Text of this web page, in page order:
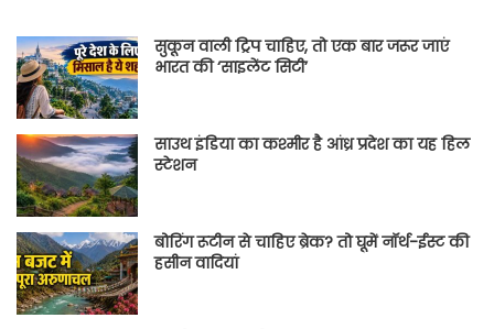
सुकून वाली ट्रिप चाहिए, तो एक बार जरूर जाएं
भारत की ‘साइलेंट सिटी’
साउथ इंडिया का कश्मीर है आंध्र प्रदेश का यह हिल
स्टेशन
बोरिंग रूटीन से चाहिए ब्रेक? तो घूमें नॉर्थ-ईस्ट की
हसीन वादियां